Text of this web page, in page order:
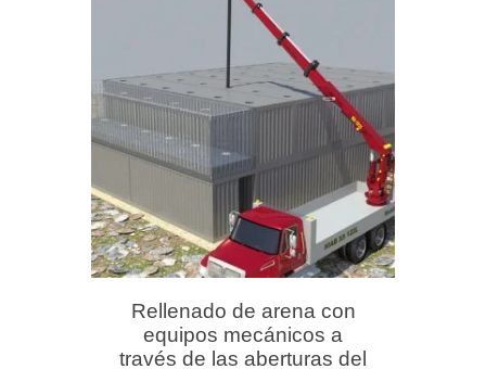
Rellenado de arena con
equipos mecánicos a
través de las aberturas del